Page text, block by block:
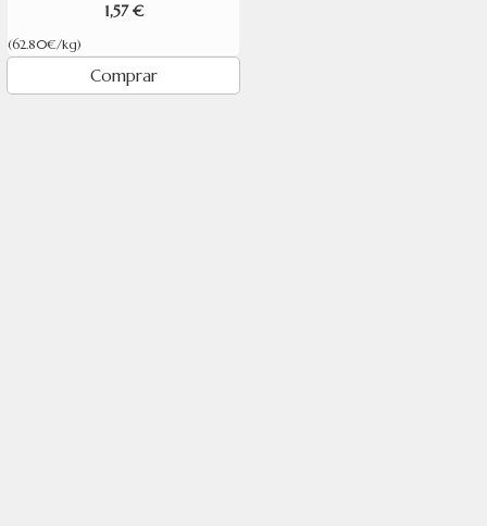
1,57 €
(62.80€/kg)
Comprar